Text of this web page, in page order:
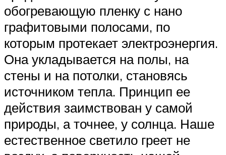
обогревающую пленку с нано
графитовыми полосами, по
которым протекает электроэнергия.
Она укладывается на полы, на
стены и на потолки, становясь
источником тепла. Принцип ее
действия заимствован у самой
природы, а точнее, у солнца. Наше
естественное светило греет не